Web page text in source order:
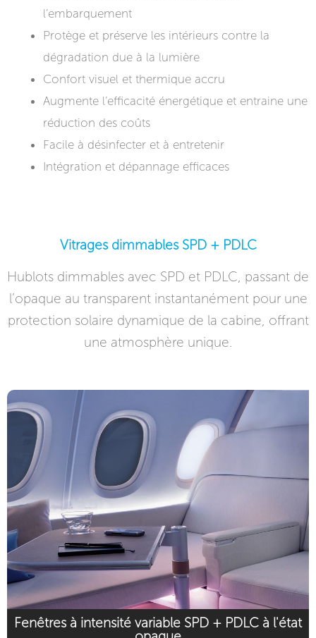
l’embarquement
Protège et préserve les intérieurs contre la
dégradation due à la lumière
Confort visuel et thermique accru
Augmente l’efficacité énergétique et entraine une
réduction des coûts
Facile à désinfecter et à entretenir
Intégration et dépannage efficaces
Vitrages dimmables SPD + PDLC
Hublots dimmables avec SPD et PDLC, passant de
l’opaque au transparent instantanément pour une
protection solaire dynamique de la cabine, offrant
une atmosphère unique.
Fenêtres à intensité variable SPD + PDLC à l'état